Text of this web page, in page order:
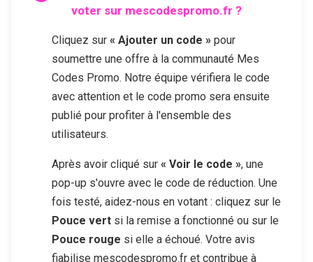
voter sur mescodespromo.fr ?
Cliquez sur « Ajouter un code » pour
soumettre une offre à la communauté Mes
Codes Promo. Notre équipe vérifiera le code
avec attention et le code promo sera ensuite
publié pour profiter à l'ensemble des
utilisateurs.
Après avoir cliqué sur « Voir le code », une
pop-up s'ouvre avec le code de réduction. Une
fois testé, aidez-nous en votant : cliquez sur le
Pouce vert si la remise a fonctionné ou sur le
Pouce rouge si elle a échoué. Votre avis
fiabilise mescodespromo.fr et contribue à